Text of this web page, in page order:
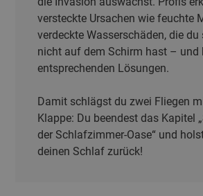
versteckte Ursachen wie feuchte
verdeckte Wasserschäden, die du
nicht auf dem Schirm hast – und
entsprechenden Lösungen.
Damit schlägst du zwei Fliegen
Klappe: Du beendest das Kapitel
der Schlafzimmer-Oase“ und
deinen Schlaf zurück!